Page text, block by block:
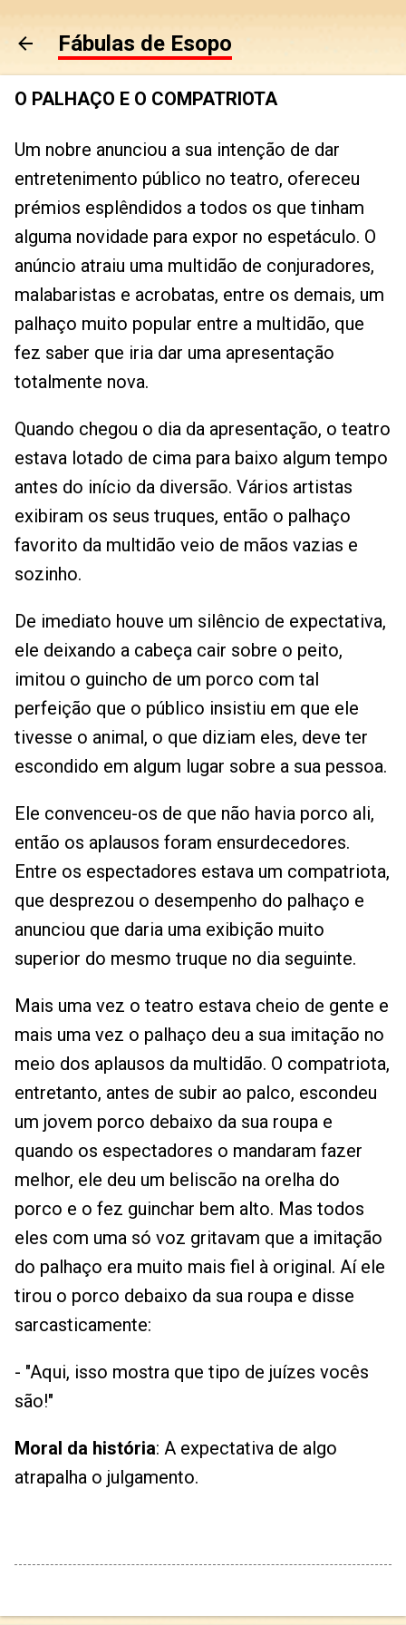
Fábulas de Esopo
O PALHAÇO E O COMPATRIOTA
Um nobre anunciou a sua intenção de dar
entretenimento público no teatro, ofereceu
prémios esplêndidos a todos os que tinham
alguma novidade para expor no espetáculo. O
anúncio atraiu uma multidão de conjuradores,
malabaristas e acrobatas, entre os demais, um
palhaço muito popular entre a multidão, que
fez saber que iria dar uma apresentação
totalmente nova.
Quando chegou o dia da apresentação, o teatro
estava lotado de cima para baixo algum tempo
antes do início da diversão. Vários artistas
exibiram os seus truques, então o palhaço
favorito da multidão veio de mãos vazias e
sozinho.
De imediato houve um silêncio de expectativa,
ele deixando a cabeça cair sobre o peito,
imitou o guincho de um porco com tal
perfeição que o público insistiu em que ele
tivesse o animal, o que diziam eles, deve ter
escondido em algum lugar sobre a sua pessoa.
Ele convenceu-os de que não havia porco ali,
então os aplausos foram ensurdecedores.
Entre os espectadores estava um compatriota,
que desprezou o desempenho do palhaço e
anunciou que daria uma exibição muito
superior do mesmo truque no dia seguinte.
Mais uma vez o teatro estava cheio de gente e
mais uma vez o palhaço deu a sua imitação no
meio dos aplausos da multidão. O compatriota,
entretanto, antes de subir ao palco, escondeu
um jovem porco debaixo da sua roupa e
quando os espectadores o mandaram fazer
melhor, ele deu um beliscão na orelha do
porco e o fez guinchar bem alto. Mas todos
eles com uma só voz gritavam que a imitação
do palhaço era muito mais fiel à original. Aí ele
tirou o porco debaixo da sua roupa e disse
sarcasticamente:
- "Aqui, isso mostra que tipo de juízes vocês
são!"
Moral da história: A expectativa de algo
atrapalha o julgamento.